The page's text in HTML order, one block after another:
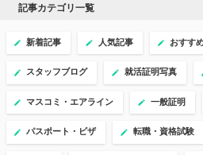
記事カテゴリ一覧
新着記事 人気記事 おすす
スタッフブログ 就活証明写真
マスコミ・エアライン 一般証明
パスポート・ビザ 転職・資格試験